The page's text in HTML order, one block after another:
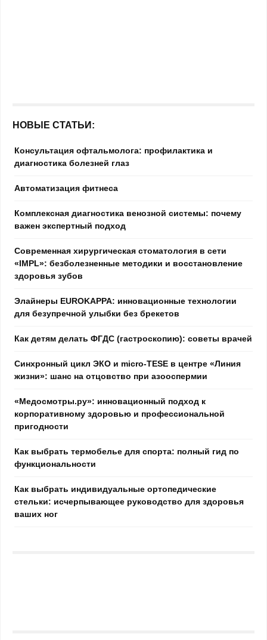
НОВЫЕ СТАТЬИ:
Консультация офтальмолога: профилактика и
диагностика болезней глаз
Автоматизация фитнеса
Комплексная диагностика венозной системы: почему
важен экспертный подход
Современная хирургическая стоматология в сети
«IMPL»: безболезненные методики и восстановление
здоровья зубов
Элайнеры EUROKAPPA: инновационные технологии
для безупречной улыбки без брекетов
Как детям делать ФГДС (гастроскопию): советы врачей
Синхронный цикл ЭКО и micro-TESE в центре «Линия
жизни»: шанс на отцовство при азооспермии
«Медосмотры.ру»: инновационный подход к
корпоративному здоровью и профессиональной
пригодности
Как выбрать термобелье для спорта: полный гид по
функциональности
Как выбрать индивидуальные ортопедические
стельки: исчерпывающее руководство для здоровья
ваших ног